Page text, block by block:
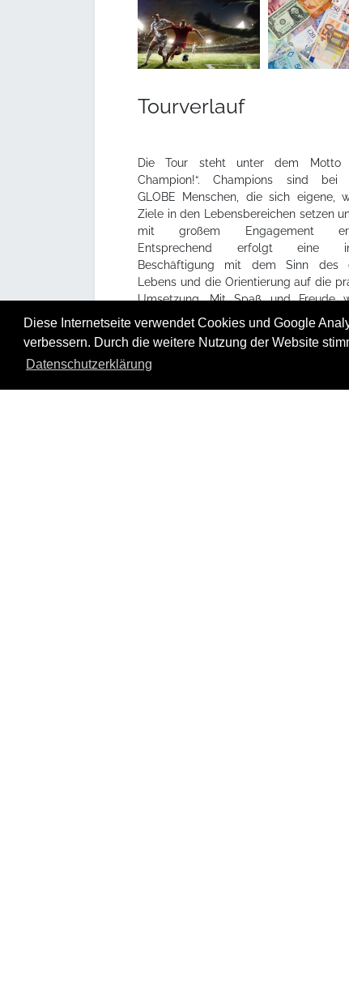
Diese Internetseite verwendet Cookies und Google
verbessern. Durch die weitere Nutzung der Website
Datenschutzerklärung
Tourverlauf
Die Tour steht unter dem Motto
Champion!“. Champions sind bei
GLOBE Menschen, die sich eigene,
Ziele in den Lebensbereichen setzen
mit großem Engagement
Entsprechend erfolgt eine
Beschäftigung mit dem Sinn des
Lebens und die Orientierung auf die
Umsetzung. Mit Spaß und Freude
Bearbeitung der Etappenhefte
werden Gedanken dazu in der
ausgetauscht.